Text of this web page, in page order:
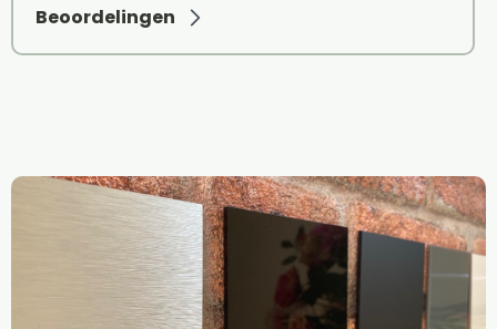
Beoordelingen